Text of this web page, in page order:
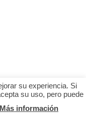
su experiencia. Si
su uso, pero puede
Más información